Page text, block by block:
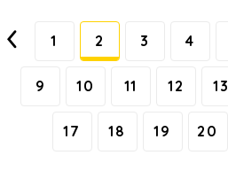
1 2 3 4
9 10 11 12 13
17 18 19 20